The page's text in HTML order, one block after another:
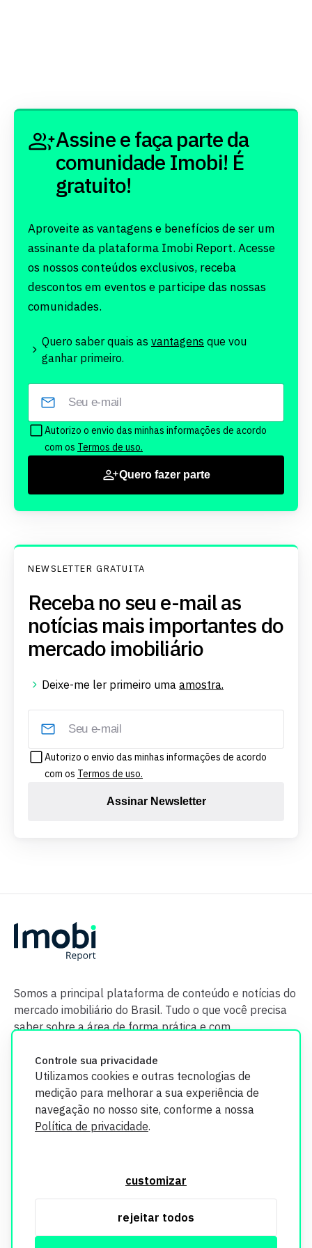
Controle sua privacidade
Utilizamos cookies e outras tecnologias de
medição para melhorar a sua experiência de
navegação no nosso site, conforme a nossa
Política de privacidade.
customizar
rejeitar todos
Assine e faça parte da
comunidade Imobi! É
gratuito!
Aproveite as vantagens e benefícios de ser um
assinante da plataforma Imobi Report. Acesse
os nossos conteúdos exclusivos, receba
descontos em eventos e participe das nossas
comunidades.
Quero saber quais as vantagens que vou
ganhar primeiro.
Autorizo o envio das minhas informações de acordo
com os Termos de uso.
Quero fazer parte
NEWSLETTER GRATUITA
Receba no seu e-mail as
notícias mais importantes do
mercado imobiliário
Deixe-me ler primeiro uma amostra.
Autorizo o envio das minhas informações de acordo
com os Termos de uso.
Assinar Newsletter
Somos a principal plataforma de conteúdo e notícias do
mercado imobiliário do Brasil. Tudo o que você precisa
saber sobre a área de forma prática e com
segurança. Todos os dados coletados em nosso site são
utilizados exclusivamente para fins de aprimoramento de
informações, consulte nossa Política de Privacidade.